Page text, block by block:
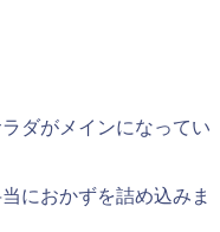
ダがメインになってい
におかずを詰め込みま